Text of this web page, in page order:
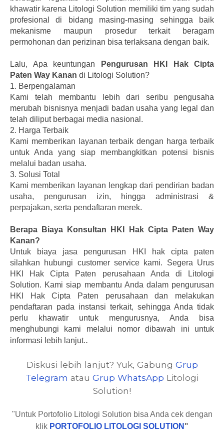
khawatir karena Litologi Solution memiliki tim yang sudah
profesional di bidang masing-masing sehingga baik
mekanisme maupun prosedur terkait beragam
permohonan dan perizinan bisa terlaksana dengan baik.
Lalu, Apa keuntungan Pengurusan HKI Hak Cipta
Paten Way Kanan di Litologi Solution?
1. Berpengalaman
Kami telah membantu lebih dari seribu pengusaha
merubah bisnisnya menjadi badan usaha yang legal dan
telah diliput berbagai media nasional.
2. Harga Terbaik
Kami memberikan layanan terbaik dengan harga terbaik
untuk Anda yang siap membangkitkan potensi bisnis
melalui badan usaha.
3. Solusi Total
Kami memberikan layanan lengkap dari pendirian badan
usaha, pengurusan izin, hingga administrasi &
perpajakan, serta pendaftaran merek.
Berapa Biaya Konsultan HKI Hak Cipta Paten Way
Kanan?
Untuk biaya jasa pengurusan HKI hak cipta paten
silahkan hubungi customer service kami. Segera Urus
HKI Hak Cipta Paten perusahaan Anda di Litologi
Solution. Kami siap membantu Anda dalam pengurusan
HKI Hak Cipta Paten perusahaan dan melakukan
pendaftaran pada instansi terkait, sehingga Anda tidak
perlu khawatir untuk mengurusnya, Anda bisa
menghubungi kami melalui nomor dibawah ini untuk
informasi lebih lanjut..
Diskusi lebih lanjut? Yuk, Gabung Grup
Telegram atau Grup WhatsApp Litologi
Solution!
"Untuk Portofolio Litologi Solution bisa Anda cek dengan
klik PORTOFOLIO LITOLOGI SOLUTION "